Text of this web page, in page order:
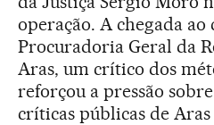
operação. A chegada ao
Procuradoria Geral da
Aras, um crítico dos
reforçou a pressão
críticas públicas de